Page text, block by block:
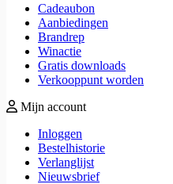
Cadeaubon
Aanbiedingen
Brandrep
Winactie
Gratis downloads
Verkooppunt worden
Mijn account
Inloggen
Bestelhistorie
Verlanglijst
Nieuwsbrief